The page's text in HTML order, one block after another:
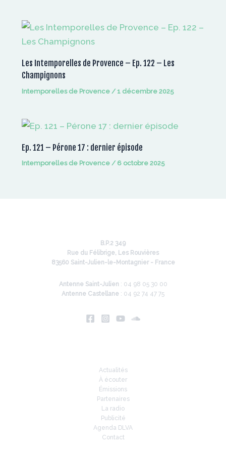
Les Intemporelles de Provence – Ep. 122 – Les
Champignons
Intemporelles de Provence/1 décembre 2025
Ep. 121 – Pérone 17 : dernier épisode
Intemporelles de Provence/ 6 octobre 2025
B.P.2 349
Rue du Félibrige, Les Rouvières
83560 Saint-Julien-le-Montagnier - France
Antenne Saint-Julien : 04 98 05 30 00
Antenne Castellane : 04 92 74 47 75
Actualités
À écouter
Émissions
Partenaires
La radio
Publicité
Agenda DLVA
Contact